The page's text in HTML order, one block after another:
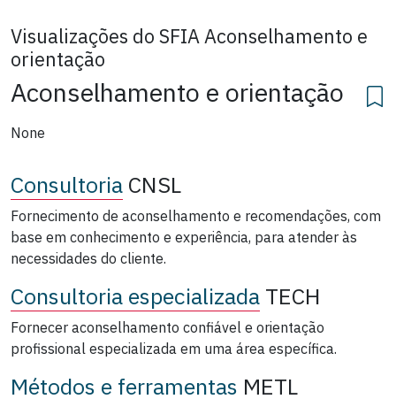
Visualizações do SFIAAconselhamento e
orientação
Aconselhamento e orientação
None
Consultoria CNSL
Fornecimento de aconselhamento e recomendações, com
base em conhecimento e experiência, para atender às
necessidades do cliente.
Consultoria especializada TECH
Fornecer aconselhamento confiável e orientação
profissional especializada em uma área específica.
Métodos e ferramentas METL